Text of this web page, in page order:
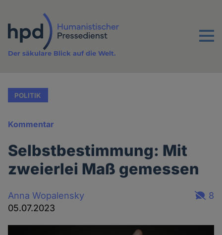
Inhalt
Menu
Der säkulare Blick auf die Welt.
POLITIK
Kommentar
Selbstbestimmung: Mit
zweierlei Maß gemessen
Anna Wopalensky
05.07.2023
8